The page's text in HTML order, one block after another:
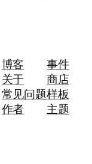
博客
关于
常见问题
作者
事件
商店
样板
主题